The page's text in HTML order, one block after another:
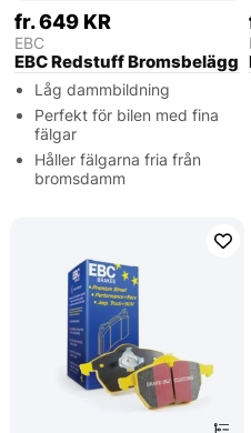
fr. 649 KR
EBC
EBC Redstuff Bromsbelägg
Låg dammbildning
Perfekt för bilen med fina
fälgar
Håller fälgarna fria från
bromsdamm